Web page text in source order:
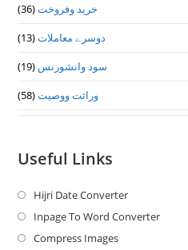
خرید وفروخت(36)
دوسرے معاملات(13)
سود وانشورنس (19)
وراثت ووصيت(58)
Useful Links
Hijri Date ConverterOpens
in
Inpage To Word ConverterOpens
Compress ImagesOpens